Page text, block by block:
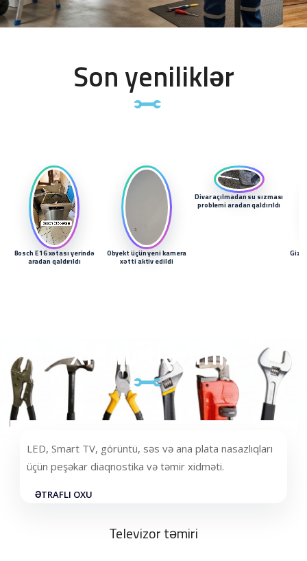
Son yeniliklər
Bosch E16 xətası yerində
aradan qaldırıldı
Obyekt üçün yeni kamera
xətti aktiv edildi
Divar açılmadan su sızması
problemi aradan qaldırıldı
Gizli
Xidmətlərimiz
LED, Smart TV, görüntü, səs və ana plata nasazlıqları
üçün peşəkar diaqnostika və təmir xidməti.
ƏTRAFLI OXU
Televizor təmiri